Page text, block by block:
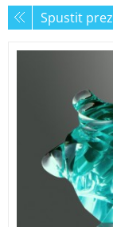
Spustit